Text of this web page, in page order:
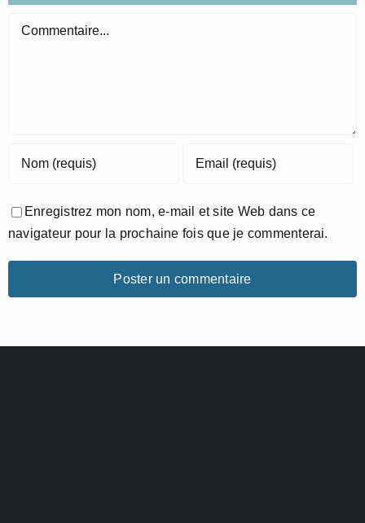
Commentaire
Enregistrez mon nom, e-mail et site Web dans ce
navigateur pour la prochaine fois que je commenterai.